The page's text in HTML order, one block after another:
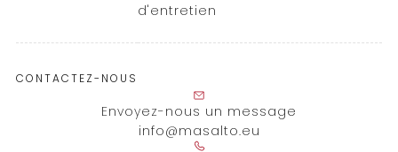
d'entretien
CONTACTEZ-NOUS
Envoyez-nous un message
info@masalto.eu